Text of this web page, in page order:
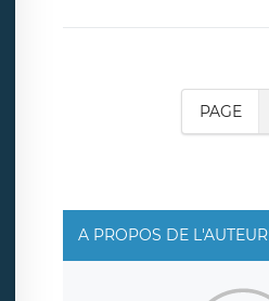
PAGE
A PROPOS DE L'AUTEUR